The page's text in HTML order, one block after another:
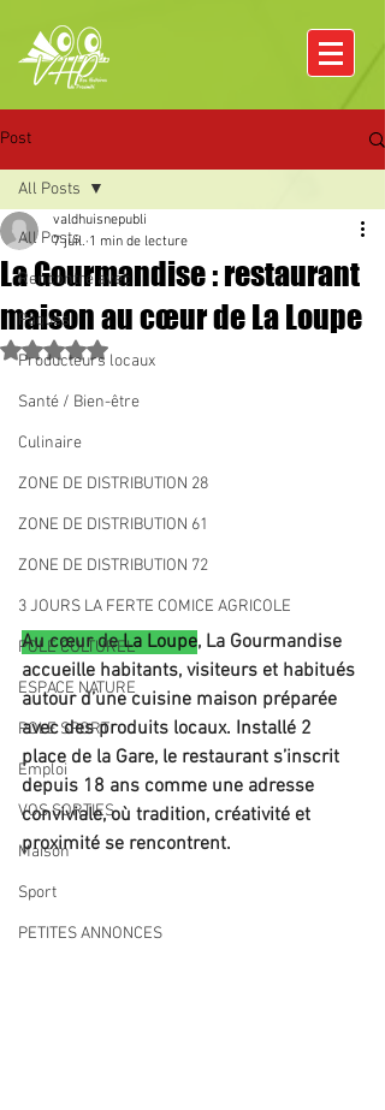
Post
All Posts
Rencontre avec
Pâques
Producteurs locaux
Santé / Bien-être
Culinaire
ZONE DE DISTRIBUTION 28
ZONE DE DISTRIBUTION 61
ZONE DE DISTRIBUTION 72
3 JOURS LA FERTE COMICE AGRICOLE
POLE CULTUREL
ESPACE NATURE
POLE SPORT
Emploi
VOS SORTIES
Maison
Sport
PETITES ANNONCES
All Posts
La Gourmandise : restaurant
maison au cœur de La Loupe
valdhuisnepubli
7 juil. 1 min de lecture
Noté NaN étoiles sur 5.
Au cœur de La Loupe, La Gourmandise
accueille habitants, visiteurs et habitués
autour d’une cuisine maison préparée
avec des produits locaux. Installé 2
place de la Gare, le restaurant s’inscrit
depuis 18 ans comme une adresse
conviviale, où tradition, créativité et
proximité se rencontrent.